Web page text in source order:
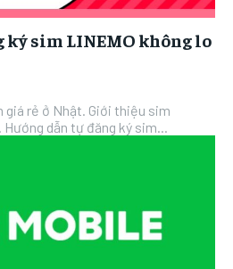
ký sim LINEMO không lo
giá rẻ ở Nhật. Giới thiệu sim
dẫn tự đăng ký sim...